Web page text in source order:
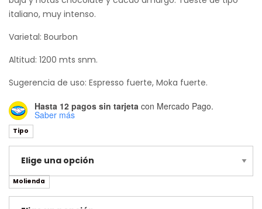
italiano, muy intenso.
Varietal: Bourbon
Altitud: 1200 mts snm.
Sugerencia de uso: Espresso fuerte, Moka fuerte.
Hasta 12 pagos sin tarjeta con Mercado Pago.
Saber más
Tipo
Molienda